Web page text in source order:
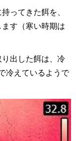
ってきた餌を、
す（寒い時期は
出した餌は、冷
冷えているようで